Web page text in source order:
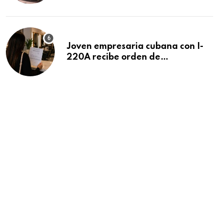
Joven empresaria cubana con I-
220A recibe orden de